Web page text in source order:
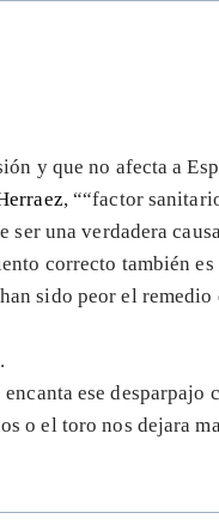
y que no afecta a
, ““factor
una verdadera
correcto también
sido peor el
encanta ese
o el toro nos dejara